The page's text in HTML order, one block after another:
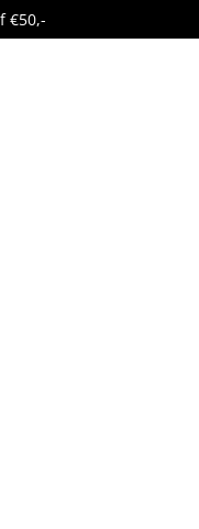
€50,-